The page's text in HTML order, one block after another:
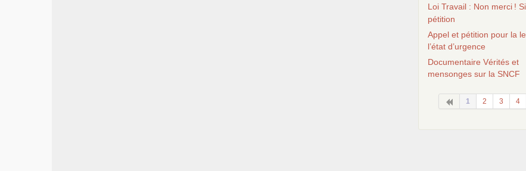
Loi Travail : Non merci !
pétition
Appel et pétition pour la
l’état d’urgence
Documentaire Vérités et
mensonges sur la SNCF
1 2 3 4